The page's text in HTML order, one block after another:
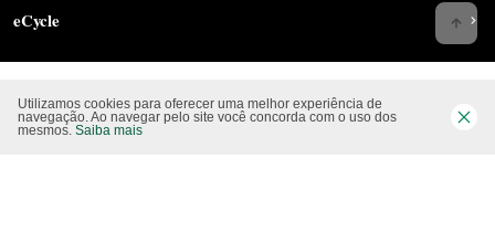
eCycle
Siga-nos nas rede sociais
Utilizamos cookies para oferecer uma melhor experiência de
navegação. Ao navegar pelo site você concorda com o uso dos
mesmos. Saiba mais